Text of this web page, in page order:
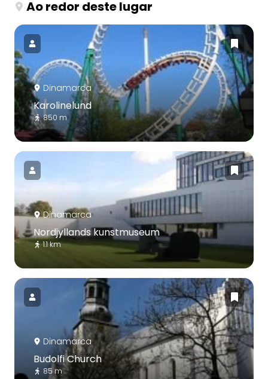
Ao redor deste lugar
Dinamarca
Karolinelund
850 m
Dinamarca
Nordjyllands kunstmuseum
1.1 km
Dinamarca
Budolfi Church
85 m